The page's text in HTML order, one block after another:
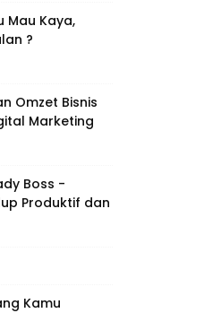
Mau Kaya,
?
Omzet Bisnis
Marketing
Boss -
Produktif dan
Kamu